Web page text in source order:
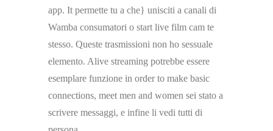
app. It permette tu a che} unisciti a canali di
Wamba consumatori o start live film cam te
stesso. Queste trasmissioni non ho sessuale
elemento. Alive streaming potrebbe essere
esemplare funzione in order to make basic
connections, meet men and women sei stato a
scrivere messaggi, e infine li vedi tutti di